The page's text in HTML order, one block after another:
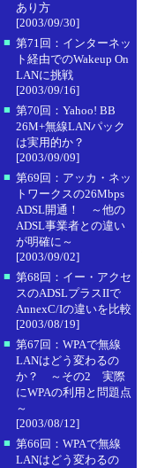
あり方
[2003/09/30]
■ 第71回：インターネッ
ト経由でのWakeup On
LANに挑戦
[2003/09/16]
■ 第70回：Yahoo! BB
26M+無線LANパック
は実用的か？
[2003/09/09]
■ 第69回：アッカ・ネッ
トワークスの26Mbps
ADSL開通！ ～他の
ADSL事業者との違い
が明確に～
[2003/09/02]
■ 第68回：イー・アクセ
スのADSLプラスIIで
AnnexC/Iの違いを比較
[2003/08/19]
■ 第67回：WPAで無線
LANはどう変わるの
か？ ～その2 実際
にWPAの利用と問題点
～
[2003/08/12]
■ 第66回：WPAで無線
LANはどう変わるの